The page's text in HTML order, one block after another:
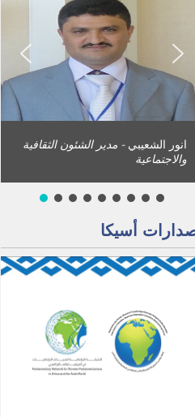
رحاب إسحاق - المدير المالي
إصدارات أسيكا